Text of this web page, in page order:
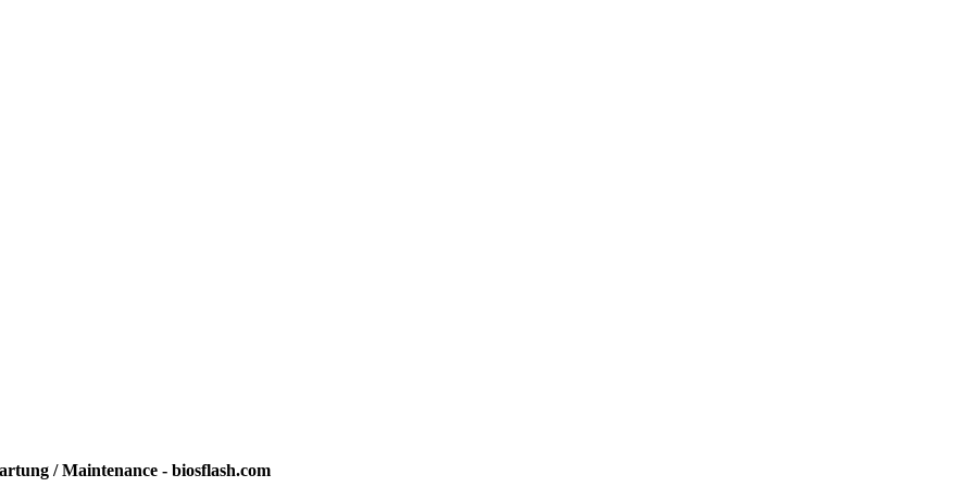
/ Maintenance - biosflash.com